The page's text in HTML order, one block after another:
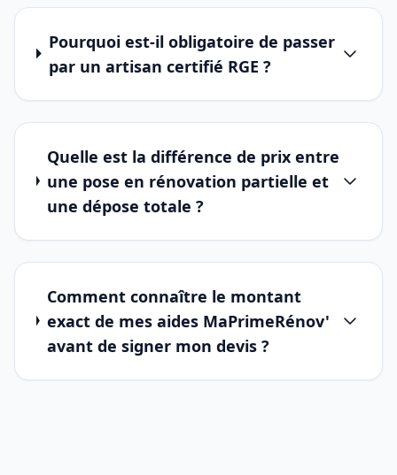
Pourquoi est-il obligatoire de passer
par un artisan certifié RGE ?
Quelle est la différence de prix entre
une pose en rénovation partielle et
une dépose totale ?
Comment connaître le montant
exact de mes aides MaPrimeRénov'
avant de signer mon devis ?